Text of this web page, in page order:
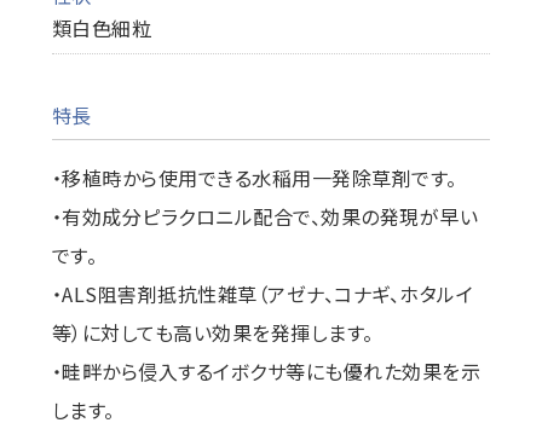
類白色細粒
特長
・移植時から使用できる水稲用一発除草剤です。
・有効成分ピラクロニル配合で、効果の発現が早い
です。
・ALS阻害剤抵抗性雑草（アゼナ、コナギ、ホタルイ
等）に対しても高い効果を発揮します。
・畦畔から侵入するイボクサ等にも優れた効果を示
します。